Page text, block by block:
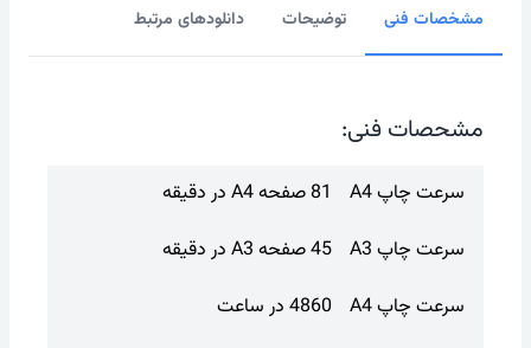
بازارهای جدید گسترش دهید و جریان های درآمدی جدید
مشخصات فنی توضیحات دانلودهای مرتبط
مشحصات فنی:
سرعت چاپ A4
81 صفحه A4 در دقیقه
سرعت چاپ A3
45 صفحه A3 در دقیقه
سرعت چاپ A4
4860 در ساعت